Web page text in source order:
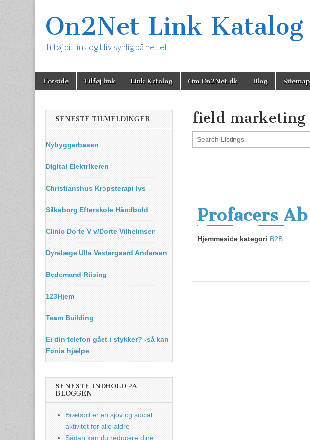
On2Net Link Katalog
Tilføj dit link og bliv synlig på nettet
Main
menu
Skip
Forside Tilføj link Link Katalog Om On2Net.dk Blog Sitemap
field marketing
Profacers Ab
Hjemmeside kategori B2B
SENESTE TILMELDINGER
Nybyggerbasen
Digital Elektrikeren
Christianshus Kropsterapi Ivs
Silkeborg Efterskole Håndbold
Clinic Dorte V v/Dorte Vilhelmsen
Dyrelæge Ulla Vestergaard Andersen
Bedemand Riising
123Hjem
Team Building
Er din telefon gået i stykker? -så kan
Fonia hjælpe
SENESTE INDHOLD PÅ
BLOGGEN
Brætspil er en sjov og social
aktivitet for alle aldre
Sådan kan du reducere dine